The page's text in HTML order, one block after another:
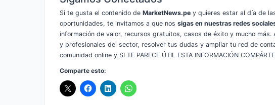
Si te gusta el contenido de MarketNews.pe y quieres estar al día de
oportunidades, te invitamos a que nos sigas en nuestras redes
información de valor, recursos gratuitos, casos de éxito y mucho
y profesionales del sector, resolver tus dudas y ampliar tu red de
comunidad online y SI TE PARECE ÚTIL ESTA INFORMACIÓN
Comparte esto: